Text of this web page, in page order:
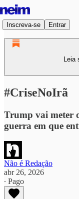
Inscreva-se Entrar
Leia
#CriseNoIrã
Trump vai meter
guerra em que
Não é Redação
abr 26, 2026
∙ Pago